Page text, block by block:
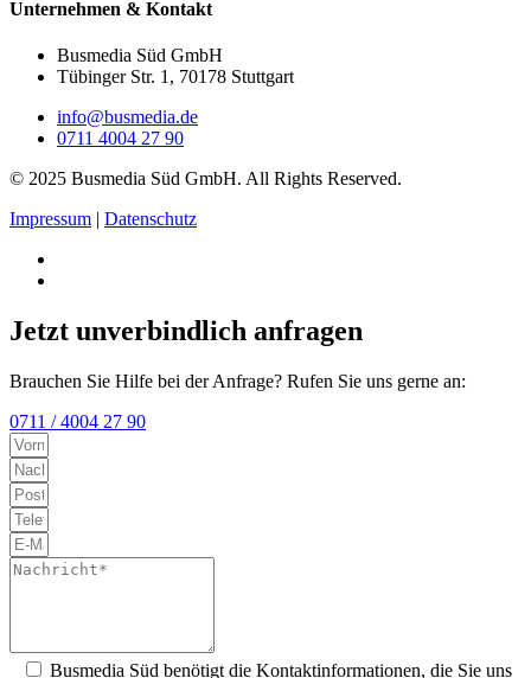
Unternehmen & Kontakt
Busmedia Süd GmbH
Tübinger Str. 1, 70178 Stuttgart
info@busmedia.de
0711 4004 27 90
© 2025 Busmedia Süd GmbH. All Rights Reserved.
Impressum | Datenschutz
Jetzt unverbindlich anfragen
Brauchen Sie Hilfe bei der Anfrage? Rufen Sie uns gerne an:
0711 / 4004 27 90
Busmedia Süd benötigt die Kontaktinformationen, die Sie uns